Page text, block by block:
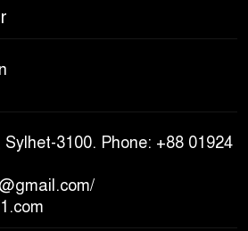
শতাংশই সিলেটি
3100. Phone: +88 01924